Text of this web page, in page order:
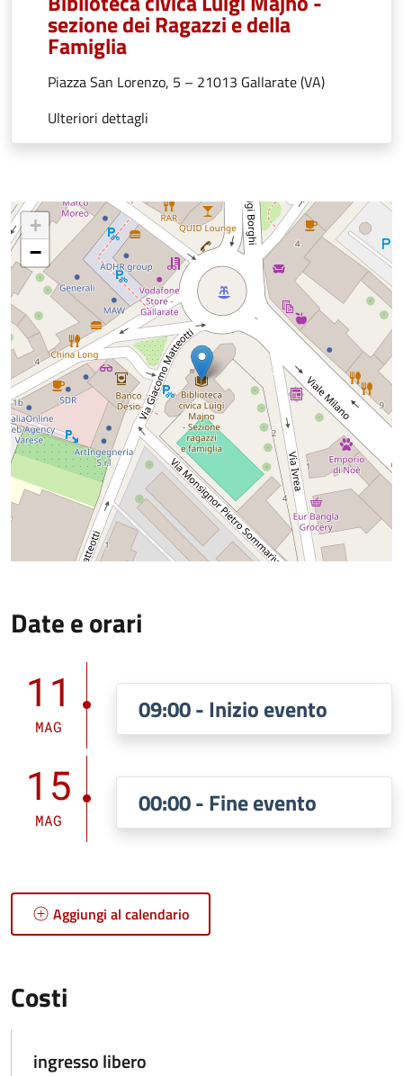
sezione dei Ragazzi e della
Famiglia
Piazza San Lorenzo, 5 – 21013 Gallarate (VA)
Ulteriori dettagli
+
−
Date e orari
11
MAG
09:00 - Inizio evento
15
MAG
00:00 - Fine evento
Aggiungi al calendario
Costi
ingresso libero